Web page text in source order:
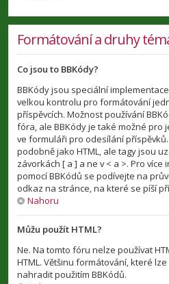
Formátování a druhy
Co jsou to BBKódy?
BBKódy jsou speciální
velkou kontrolu pro formátování
příspěvcích. Možnost používání
fóra, ale BBKódy je také možné pro
ve formuláři pro odesílání
podobně jako HTML, ale tagy jsou
závorkách [ a ] a ne v < a >. Pro
pomocí BBKódů se podívejte na
odkaz na stránce, na které se píší
Nahoru
Můžu použít HTML?
Ne. Na tomto fóru nelze používat
HTML. Většinu formátování, které
nahradit použitím BBKódů.